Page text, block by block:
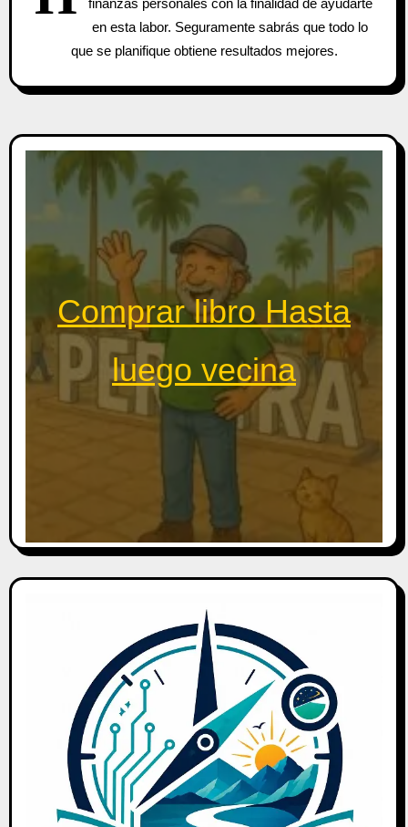
finanzas personales con la finalidad de ayudarte
en esta labor. Seguramente sabrás que todo lo
que se planifique obtiene resultados mejores.
Comprar libro Hasta
luego vecina